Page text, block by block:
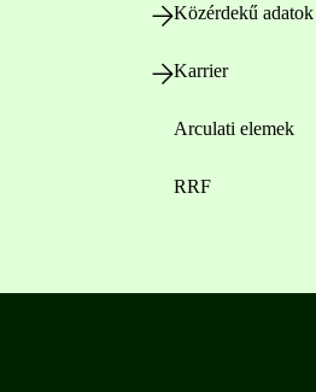
Közérdekű adatok
Karrier
Arculati elemek
RRF